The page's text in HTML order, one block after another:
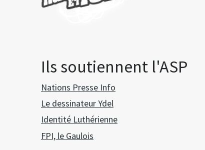
Ils soutiennent l'ASP
Nations Presse Info
Le dessinateur Ydel
Identité Luthérienne
FPI, le Gaulois